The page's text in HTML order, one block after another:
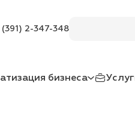
(391) 2-347-348
бизнеса